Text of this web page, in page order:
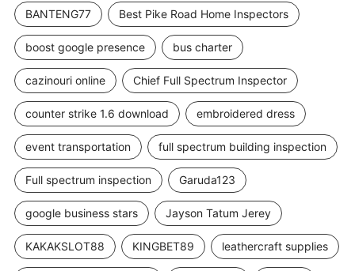
BANTENG77 Best Pike Road Home Inspectors
boost google presence bus charter
cazinouri online Chief Full Spectrum Inspector
counter strike 1.6 download embroidered dress
event transportation full spectrum building inspection
Full spectrum inspection Garuda123
google business stars Jayson Tatum Jerey
KAKAKSLOT88 KINGBET89 leathercraft supplies